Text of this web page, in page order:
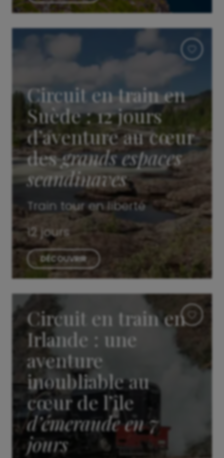
Circuit en train en
Suède : 12 jours
d’aventure au cœur
desgrands espaces
scandinaves
Train tour en liberté
12 jours
DÉCOUVRIR
Circuit en train en
Irlande : une
aventure
inoubliable au
cœur de l’île
d’émeraude en 7
jours